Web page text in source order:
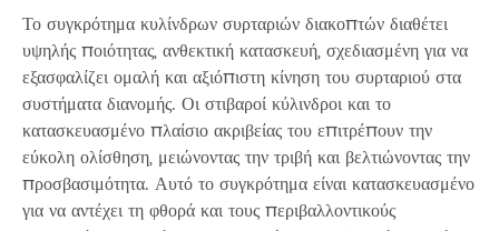
Το συγκρότημα κυλίνδρων συρταριών διακοπτών διαθέτει
υψηλής ποιότητας, ανθεκτική κατασκευή, σχεδιασμένη για να
εξασφαλίζει ομαλή και αξιόπιστη κίνηση του συρταριού στα
συστήματα διανομής. Οι στιβαροί κύλινδροι και το
κατασκευασμένο πλαίσιο ακριβείας του επιτρέπουν την
εύκολη ολίσθηση, μειώνοντας την τριβή και βελτιώνοντας την
προσβασιμότητα. Αυτό το συγκρότημα είναι κατασκευασμένο
για να αντέχει τη φθορά και τους περιβαλλοντικούς